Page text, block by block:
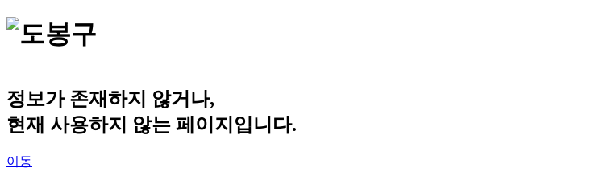
정보가 존재하지 않거나,
현재 사용하지 않는 페이지입니다.
이동